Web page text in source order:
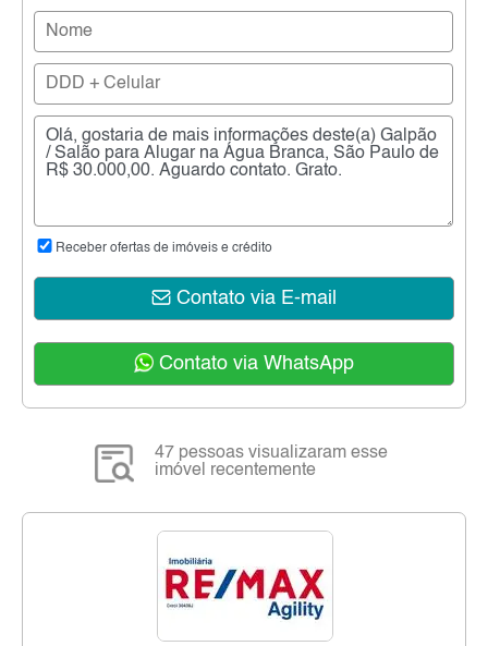
Receber ofertas de imóveis e crédito
Contato via E-mail
Contato via WhatsApp
47 pessoas visualizaram esse
imóvel recentemente